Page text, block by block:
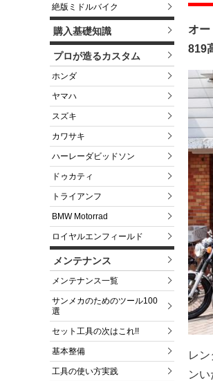
絶版ミドルバイク
購入基礎知識
プロが造るカスタム
ホンダ
ヤマハ
スズキ
カワサキ
ハーレーダビッドソン
ドゥカティ
トライアンフ
BMW Motorrad
ロイヤルエンフィールド
メンテナンス
メンテナンス一覧
サンメカのためのツール100
選
セット工具の次はこれ!!
基本整備
工具の使い方実践
オ
819
レ
ン